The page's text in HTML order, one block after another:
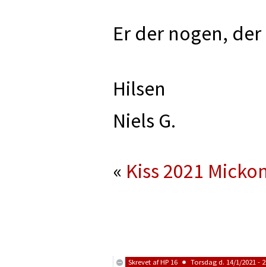
Er der nogen,
Hilsen
Niels G.
« Kiss 2021
Skrevet afHP 16 Torsdag d. 14/1/2021 -